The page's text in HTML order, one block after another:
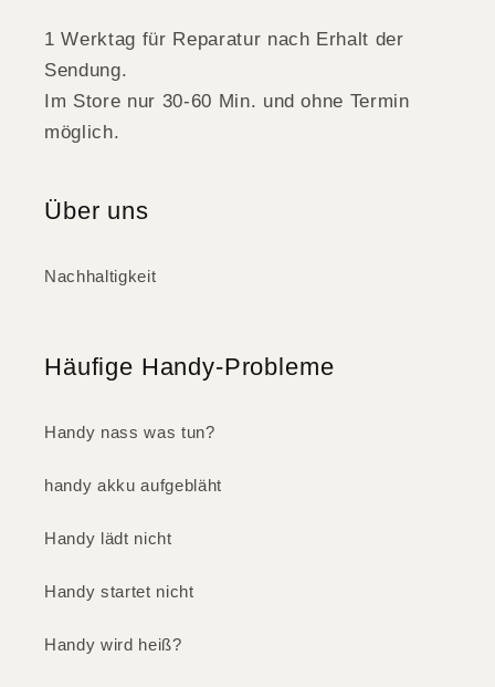
1 Werktag für Reparatur nach Erhalt der
Sendung.
Im Store nur 30-60 Min. und ohne Termin
möglich.
Über uns
Nachhaltigkeit
Häufige Handy-Probleme
Handy nass was tun?
handy akku aufgebläht
Handy lädt nicht
Handy startet nicht
Handy wird heiß?